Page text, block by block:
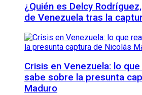
¿Quién es Delcy
de Venezuela tras la
Crisis en Venezuela: lo
sabe sobre la presunta
Maduro